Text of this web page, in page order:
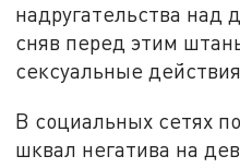
надругательства над
сняв перед этим
сексуальные
В социальных сетях
шквал негатива на